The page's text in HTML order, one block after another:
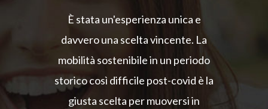
È stata un'esperienza unica e
davvero una scelta vincente. La
mobilità sostenibile in un periodo
storico così difficile post-covid è la
giusta scelta per muoversi in